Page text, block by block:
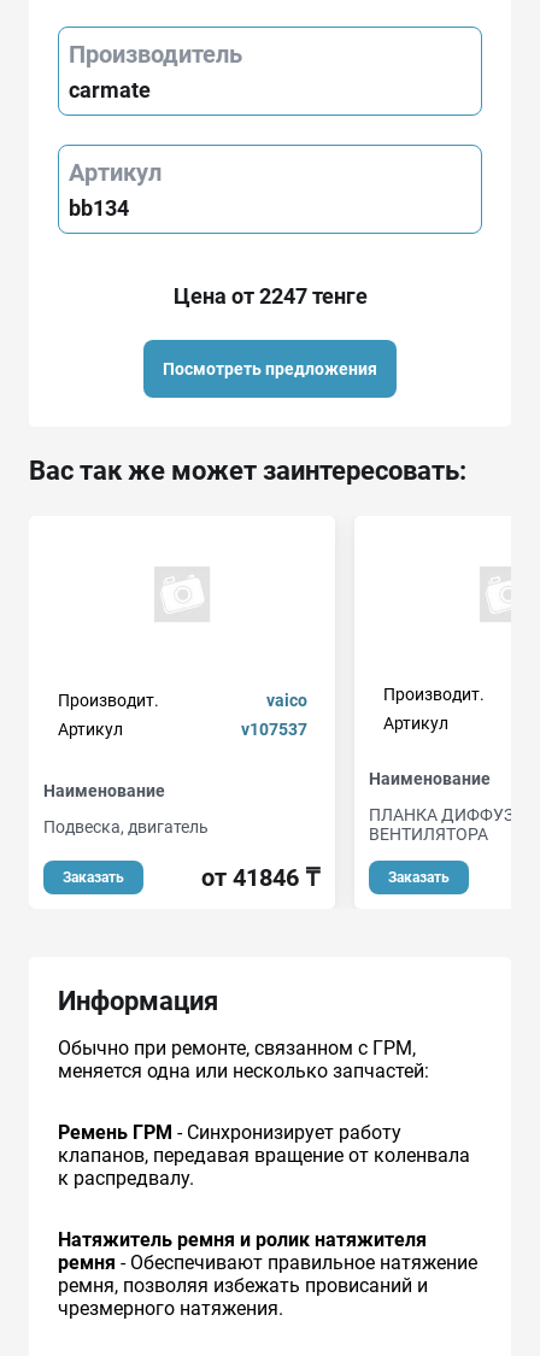
Производитель
carmate
Артикул
bb134
Цена от 2247 тенге
Посмотреть предложения
Вас так же может заинтересовать:
Производит.
vaico
Артикул
v107537
Наименование
Подвеска, двигатель
Заказать от 41846 ₸
Производит.
Артикул
Наименование
ПЛАНКА
ВЕНТИЛЯТОРА
Заказать
Информация
Обычно при ремонте, связанном с ГРМ,
меняется одна или несколько запчастей:
Ремень ГРМ - Синхронизирует работу
клапанов, передавая вращение от коленвала
к распредвалу.
Натяжитель ремня и ролик натяжителя
ремня - Обеспечивают правильное натяжение
ремня, позволяя избежать провисаний и
чрезмерного натяжения.